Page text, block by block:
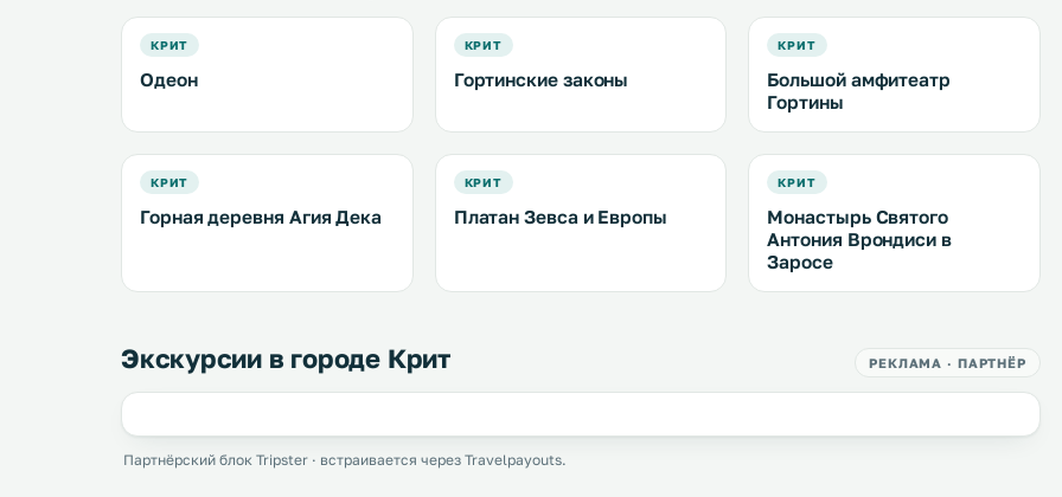
КРИТ
Одеон
КРИТ
Гортинские законы
КРИТ
Большой амфитеатр
Гортины
КРИТ
Горная деревня Агия Дека
КРИТ
Платан Зевса и Европы
КРИТ
Монастырь Святого
Антония Врондиси в
Заросе
Экскурсии в городе Крит РЕКЛАМА · ПАРТНЁР
Партнёрский блок Tripster · встраивается через Travelpayouts.